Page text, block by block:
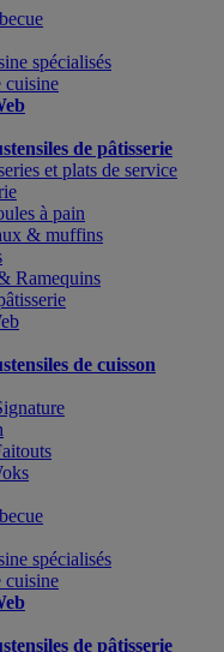
spécialisés
cuisine
de pâtisserie
et plats de service
à pain
& muffins
Ramequins
de cuisson
spécialisés
cuisine
de pâtisserie